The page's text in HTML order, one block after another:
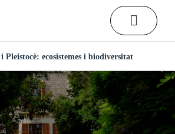
Pleistocè: ecosistemes i biodiversitat